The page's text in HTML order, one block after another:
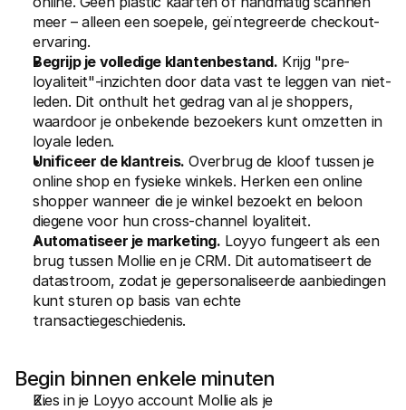
meer – alleen een soepele, geïntegreerde checkout-
ervaring.
Begrijp je volledige klantenbestand. Krijg "pre-
loyaliteit"-inzichten door data vast te leggen van niet-
leden. Dit onthult het gedrag van al je shoppers,
waardoor je onbekende bezoekers kunt omzetten in
loyale leden.
Unificeer de klantreis. Overbrug de kloof tussen je
online shop en fysieke winkels. Herken een online
shopper wanneer die je winkel bezoekt en beloon
diegene voor hun cross-channel loyaliteit.
Automatiseer je marketing. Loyyo fungeert als een
brug tussen Mollie en je CRM. Dit automatiseert de
datastroom, zodat je gepersonaliseerde aanbiedingen
kunt sturen op basis van echte
transactiegeschiedenis.
Begin binnen enkele minuten
Kies in je Loyyo account Mollie als je